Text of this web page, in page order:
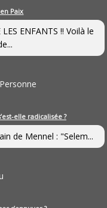
Paix
ENFANTS !! Voilà le
elle radicalisée ?
de Mennel : "Selem...